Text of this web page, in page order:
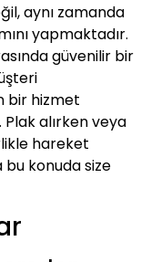
aynı zamanda
yapmaktadır.
güvenilir bir
bir hizmet
Plak alırken veya
hareket
konuda size